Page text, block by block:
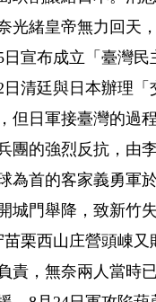
光緒皇帝無力回天
宣布成立「臺灣
清廷與日本辦理「
日軍接臺灣的過
團的強烈反抗，由
為首的客家義勇軍
城門舉降，致新竹
栗西山庄營頭崠又
責，無奈兩人當時